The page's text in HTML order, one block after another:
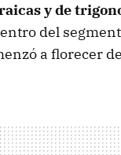
y de
del
a florecer